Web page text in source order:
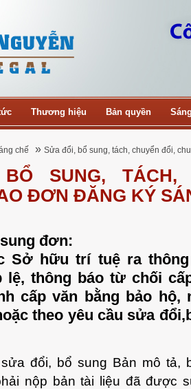
Thương hiệu Bản quyền
chế » Sửa đổi, bổ sung, tách, chuyển đổi,
SUNG, TÁCH,
ĐƠN ĐĂNG KÝ
đơn:
Sở hữu trí tuệ ra
lệ, thông báo từ chối
cấp văn bằng bảo
theo yêu cầu sửa
đổi, bổ sung Bản mô tả,
nộp bản tài liệu đã được
TUỆ